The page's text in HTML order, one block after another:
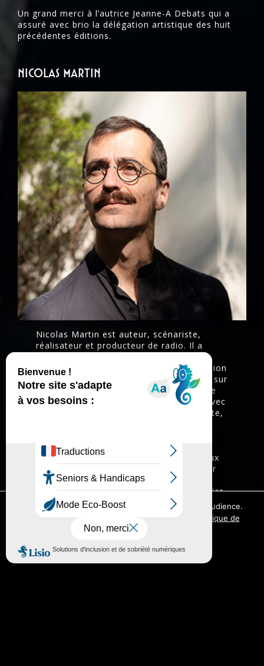
Un grand merci à l’autrice Jeanne-A Debats qui a
assuré avec brio la délégation artistique des huit
précédentes éditions.
Nicolas Martin
Nicolas Martin est auteur, scénariste,
réalisateur et producteur de radio. Il a
notamment animé pendant 6 ans l’émission
quotidienne « La méthode scientifique » sur
France Culture. Il a réalisé une dizaine de
courts métrages et de clips. Il co-écrit avec
Simon Riaux un long métrage d’épouvante,
productions, ainsi que deux séries
fantastique et de science-fiction pour Aux
Singuliers, filiale de Newen. Il est l’auteur
d’une dizaine de nouvelles parues aux
éditions ActuSF et le Bélial, et son premier
roman,Nos vies fragiles
sera publié en août
2024 aux éditions Au diable Vauvert. Il est
également fondateur et présentateur du
podcast de cinéma indépendant, réalisé
sans trucage.
Ce site utilise des cookies à des fins de mesure d'audience.
Politique de
confidentialité.
J'ACCEPTE JE REFUSE